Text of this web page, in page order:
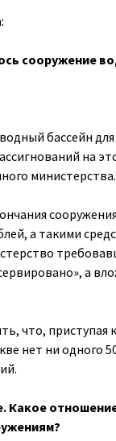
сооружение
бассейн
на
министерства.
а такими
а
что, приступая
нет ни одного
Какое